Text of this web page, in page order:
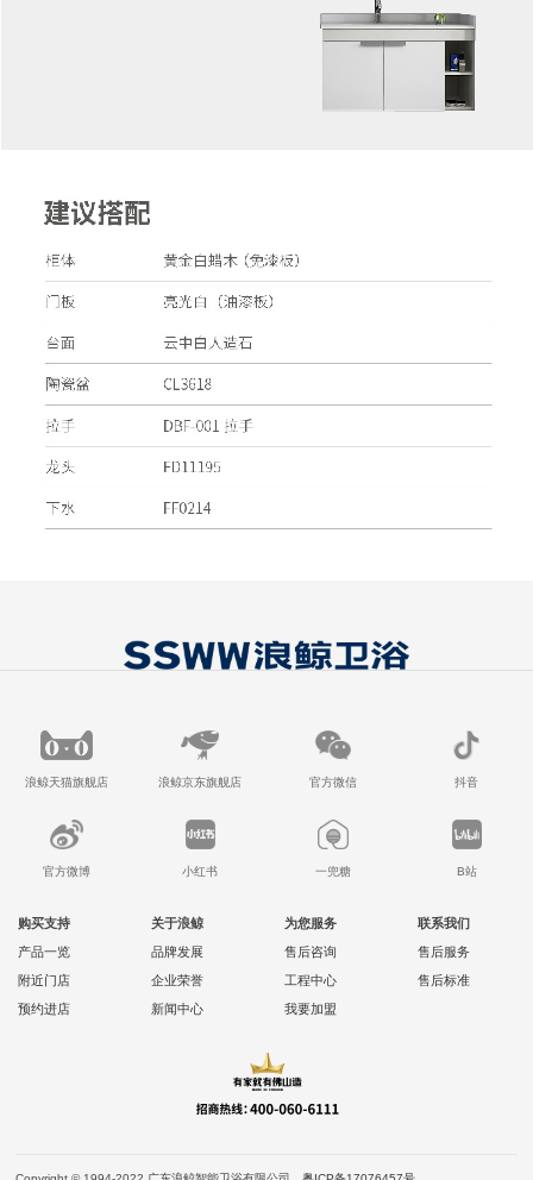
浪鲸天猫旗舰店 浪鲸京东旗舰店 官方微信 抖音
官方微博 小红书 一兜糖 B站
购买支持
产品一览
附近门店
预约进店
关于浪鲸
品牌发展
企业荣誉
新闻中心
为您服务
售后咨询
工程中心
我要加盟
联系我们
售后服务
售后标准